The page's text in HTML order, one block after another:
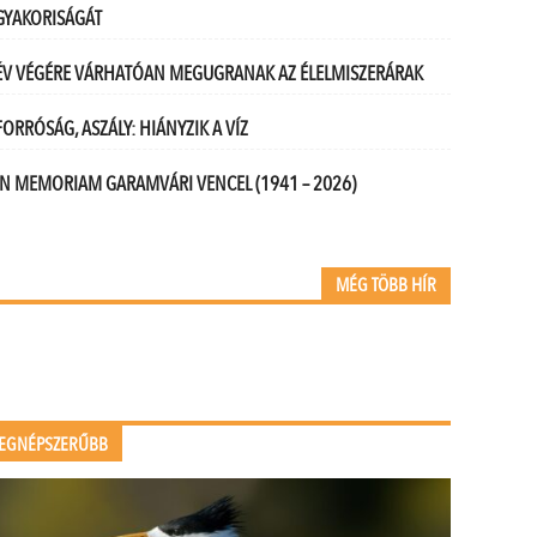
VÉGÉRE VÁRHATÓAN MEGUGRANAK AZ ÉLELMISZERÁRAK
ASZÁLY: HIÁNYZIK A VÍZ
MEMORIAM GARAMVÁRI VENCEL (1941 – 2026)
MÉG TÖBB HÍR